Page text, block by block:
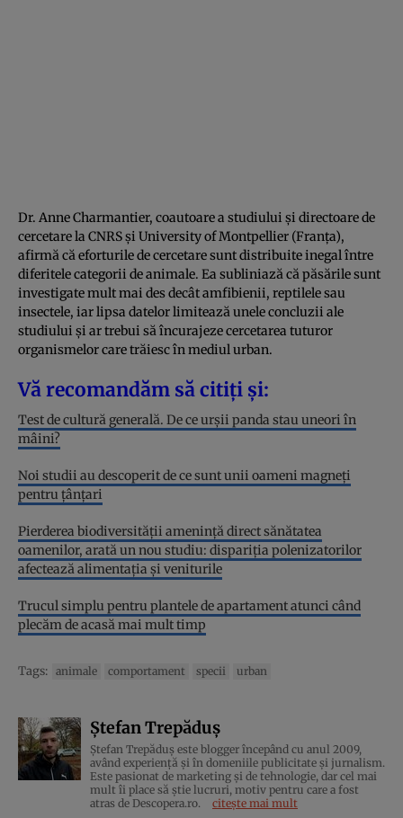
Dr. Anne Charmantier, coautoare a studiului și directoare de
cercetare la CNRS și University of Montpellier (Franța),
afirmă că eforturile de cercetare sunt distribuite inegal între
diferitele categorii de animale. Ea subliniază că păsările sunt
investigate mult mai des decât amfibienii, reptilele sau
insectele, iar lipsa datelor limitează unele concluzii ale
studiului și ar trebui să încurajeze cercetarea tuturor
organismelor care trăiesc în mediul urban.
Vă recomandăm să citiți și:
Test de cultură generală. De ce urșii panda stau uneori în
mâini?
Noi studii au descoperit de ce sunt unii oameni magneți
pentru țânțari
Pierderea biodiversității amenință direct sănătatea
oamenilor, arată un nou studiu: dispariția polenizatorilor
afectează alimentația și veniturile
Trucul simplu pentru plantele de apartament atunci când
plecăm de acasă mai mult timp
Tags: animale comportament specii urban
Ștefan Trepăduș
Ștefan Trepăduș este blogger începând cu anul 2009,
având experiență și în domeniile publicitate și jurnalism.
Este pasionat de marketing și de tehnologie, dar cel mai
mult îi place să știe lucruri, motiv pentru care a fost
atras de Descopera.ro.
citește mai mult